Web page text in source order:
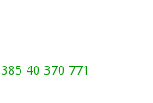
40 370 771